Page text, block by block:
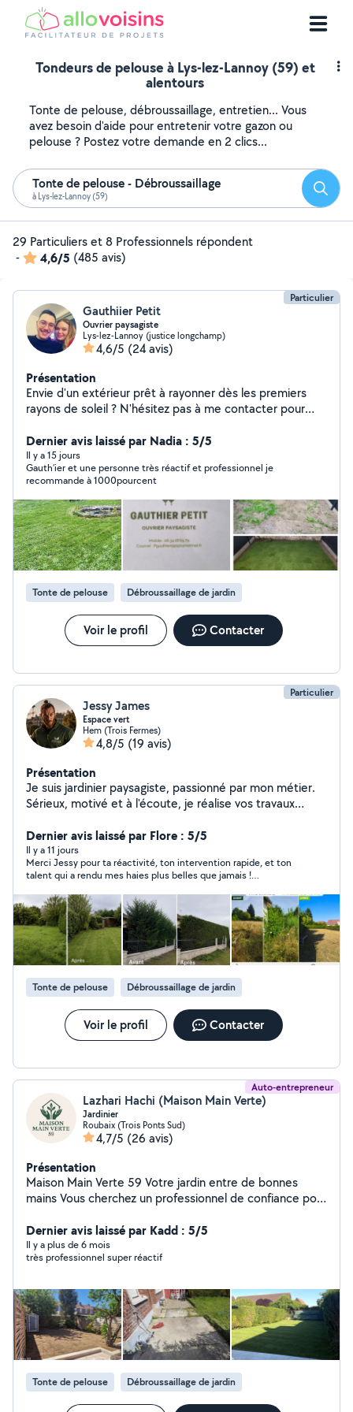
Tondeurs de pelouse à Lys-lez-Lannoy (59) et
alentours
Tonte de pelouse, débroussaillage, entretien... Vous
avez besoin d'aide pour entretenir votre gazon ou
pelouse ? Postez votre demande en 2 clics...
Tonte de pelouse - Débroussaillage
à Lys-lez-Lannoy (59)
29 Particuliers et 8 Professionnels répondent
-
4,6/5 (485 avis)
Particulier
Gauthiier Petit
Ouvrier paysagiste
Lys-lez-Lannoy (justice longchamp)
4,6/5 (24 avis)
Présentation
Envie d'un extérieur prêt à rayonner dès les premiers
rayons de soleil ? N'hésitez pas à me contacter pour
Dernier avis laissé par Nadia : 5/5
Il y a 15 jours
Gauth’ier et une personne très réactif et professionnel je
recommande à 1000pourcent
Tonte de pelouse Débroussaillage de jardin
Voir le profil Contacter
Particulier
Jessy James
Espace vert
Hem (Trois Fermes)
4,8/5 (19 avis)
Présentation
Je suis jardinier paysagiste, passionné par mon métier.
Sérieux, motivé et à l'écoute, je réalise vos travaux
objectif est de satisfaire mes clients et, à terme, de
créer ma propre entreprise.
Dernier avis laissé par Flore : 5/5
Il y a 11 jours
Merci Jessy pour ta réactivité, ton intervention rapide, et ton
talent qui a rendu mes haies plus belles que jamais !
quelques tips de jardinage. Je le recommande
chaleureusement.
Tonte de pelouse Débroussaillage de jardin
Voir le profil Contacter
Auto-entrepreneur
Lazhari Hachi (Maison Main Verte)
Jardinier
Roubaix (Trois Ponts Sud)
4,7/5 (26 avis)
Présentation
Maison Main Verte 59 Votre jardin entre de bonnes
mains Vous cherchez un professionnel de confiance pour
Verte 59, votre spécialiste de l'entretien et de
l'aménagement de jardin dans le Nord et sa métropole !
Nos services : Entretien complet de jardin : tonte, taille
Création & aménagement extérieur : terrasse, allées,
potagers, bois massifs Petits travaux extérieurs : pose
de clôtures, conseils personnalisés Que vous soyez
particulier, professionnel ou collectivité, Maison Main
Verte 59 s'adapte à vos besoins avec sérieux et passion.
Intervention dans tout le 59 et sa métropole ! Motivé,
disponible et à l'écoute ! N'hésitez pas à nous envoyer
un message pour plus d'informations ou un devis gratuit
Dernier avis laissé par Kadd : 5/5
Il y a plus de 6 mois
très professionnel super réactif
Tonte de pelouse Débroussaillage de jardin